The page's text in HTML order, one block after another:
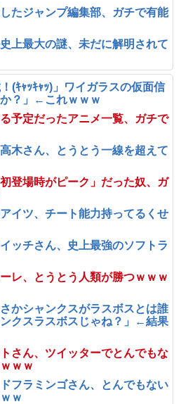
たジャンプ編集部、ガチで有能
上最大の謎、未だに解明されて
(ｷｬｯｷｬｯ)」ワイガラスの仮面信
？」←これｗｗｗ
予定だったアニメ一覧、ガチで
木さん、とうとう一線を超えて
登場時がピーク」だった奴、ガ
イツ、チート能力持ってるくせ
ッチさん、史上最強のソフトラ
レ、とうとう人類が勝つｗｗｗ
かシャンクスがラスボスとは誰
クスラスボスじゃね？」←結果
さん、ツイッターでとんでもな
ｗｗ
フラミンゴさん、とんでもない
ｗ